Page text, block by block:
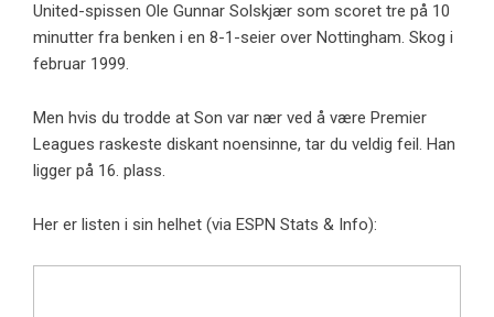
United-spissen Ole Gunnar Solskjær som scoret tre på 10
minutter fra benken i en 8-1-seier over Nottingham. Skog i
februar 1999.
Men hvis du trodde at Son var nær ved å være Premier
Leagues raskeste diskant noensinne, tar du veldig feil. Han
ligger på 16. plass.
Her er listen i sin helhet (via ESPN Stats & Info):